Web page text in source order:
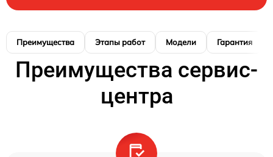
Преимущества Этапы работ Модели Гарантия
Преимущества сервис-
центра